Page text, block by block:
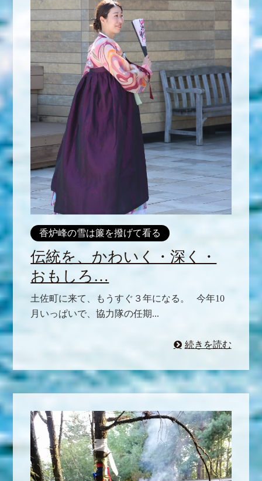
香炉峰の雪は簾を撥げて看る
伝統を、かわいく・深く・
おもしろ…
土佐町に来て、もうすぐ３年になる。 今年10
月いっぱいで、協力隊の任期...
続きを読む